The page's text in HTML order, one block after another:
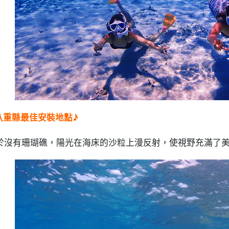
重縣最佳安裝地點♪
沒有珊瑚礁，陽光在海床的沙粒上漫反射，使視野充滿了